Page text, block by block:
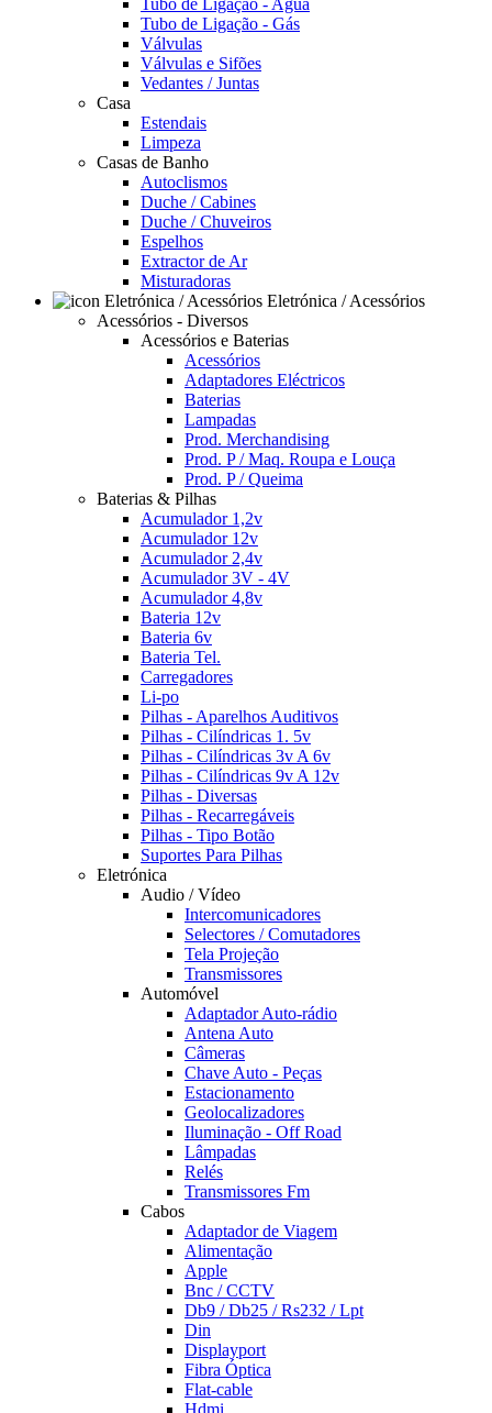
Tubo de Ligação - Agua
Tubo de Ligação - Gás
Válvulas
Válvulas e Sifões
Vedantes / Juntas
Casa
Estendais
Limpeza
Casas de Banho
Autoclismos
Duche / Cabines
Duche / Chuveiros
Espelhos
Extractor de Ar
Misturadoras
Eletrónica / Acessórios
Acessórios - Diversos
Acessórios e Baterias
Acessórios
Adaptadores Eléctricos
Baterias
Lampadas
Prod. Merchandising
Prod. P / Maq. Roupa e Louça
Prod. P / Queima
Baterias & Pilhas
Acumulador 1,2v
Acumulador 12v
Acumulador 2,4v
Acumulador 3V - 4V
Acumulador 4,8v
Bateria 12v
Bateria 6v
Bateria Tel.
Carregadores
Li-po
Pilhas - Aparelhos Auditivos
Pilhas - Cilíndricas 1. 5v
Pilhas - Cilíndricas 3v A 6v
Pilhas - Cilíndricas 9v A 12v
Pilhas - Diversas
Pilhas - Recarregáveis
Pilhas - Tipo Botão
Suportes Para Pilhas
Eletrónica
Audio / Vídeo
Intercomunicadores
Selectores / Comutadores
Tela Projeção
Transmissores
Automóvel
Adaptador Auto-rádio
Antena Auto
Câmeras
Chave Auto - Peças
Estacionamento
Geolocalizadores
Iluminação - Off Road
Lâmpadas
Relés
Transmissores Fm
Cabos
Adaptador de Viagem
Alimentação
Apple
Bnc / CCTV
Db9 / Db25 / Rs232 / Lpt
Din
Displayport
Fibra Óptica
Flat-cable
Hdmi